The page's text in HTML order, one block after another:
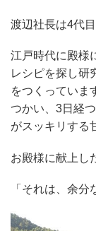
渡辺社長は4代目
江戸時代に殿様
レシピを探し研
をつくっていま
つかい、3日経
がスッキリする
お殿様に献上し
「それは、余分